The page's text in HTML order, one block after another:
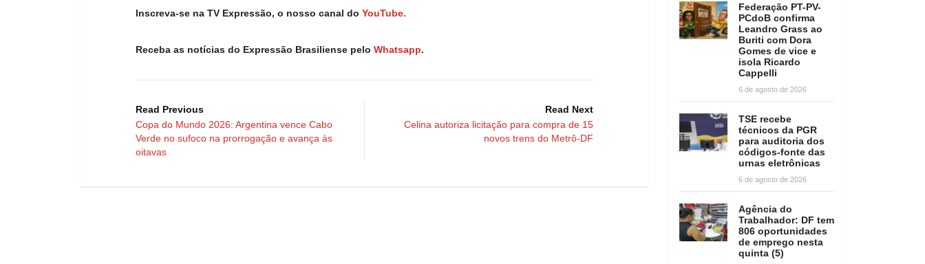
Inscreva-se na TV Expressão, o nosso canal do YouTube.
Receba as notícias do Expressão Brasiliense pelo Whatsapp.
Read Previous
Copa do Mundo 2026: Argentina vence Cabo
Verde no sufoco na prorrogação e avança às
oitavas
Read Next
Celina autoriza licitação para compra de 15
novos trens do Metrô-DF
Federação PT-PV-
PCdoB confirma
Leandro Grass ao
Buriti com Dora
Gomes de vice e
isola Ricardo
Cappelli
6 de agosto de 2026
TSE recebe
técnicos da PGR
para auditoria dos
códigos-fonte das
urnas eletrônicas
6 de agosto de 2026
Agência do
Trabalhador: DF tem
806 oportunidades
de emprego nesta
quinta (5)